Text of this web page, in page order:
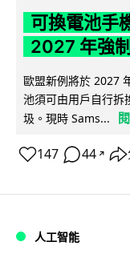
可換電池手
2027 年強
歐盟新例將於 2027
池須可由用戶自行拆
圾。現時 Sams...
147 44 ↗
人工智能